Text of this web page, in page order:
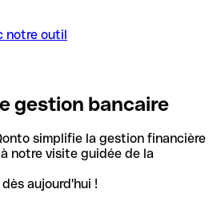
notre outil
gestion bancaire
simplifie la gestion financière
notre visite guidée de la
aujourd'hui !